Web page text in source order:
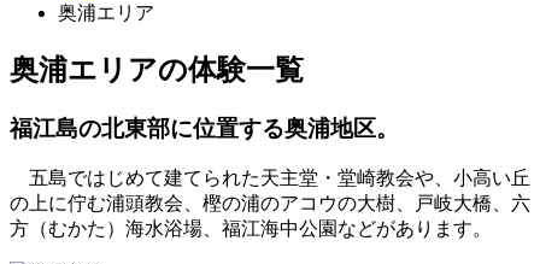
奥浦エリア
奥浦エリアの体験一覧
福江島の北東部に位置する奥浦地区。
五島ではじめて建てられた天主堂・堂崎教会や、小高い丘
の上に佇む浦頭教会、樫の浦のアコウの大樹、戸岐大橋、六
方（むかた）海水浴場、福江海中公園などがあります。